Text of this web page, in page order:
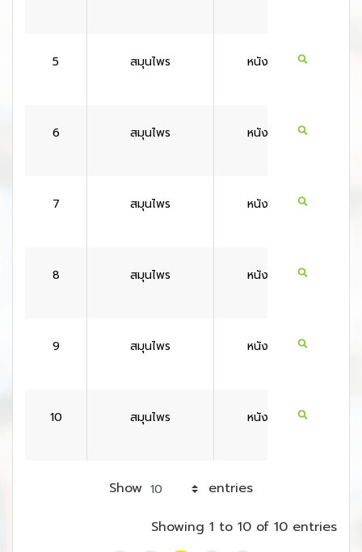
5 สมุนไพร หนังสือ
6 สมุนไพร หนังสือ
7 สมุนไพร หนังสือ
8 สมุนไพร หนังสือ
9 สมุนไพร หนังสือ
10 สมุนไพร หนังสือ
Show
entries
Showing 1 to 10 of 10 entries